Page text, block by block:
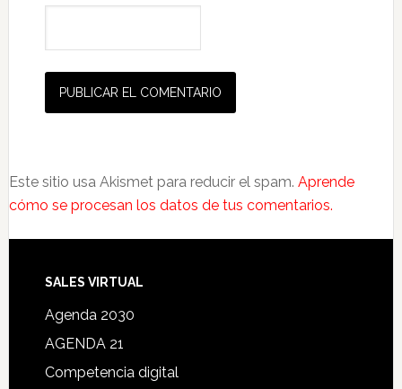
Este sitio usa Akismet para reducir el spam. Aprende
cómo se procesan los datos de tus comentarios.
SALES VIRTUAL
Agenda 2030
AGENDA 21
Competencia digital